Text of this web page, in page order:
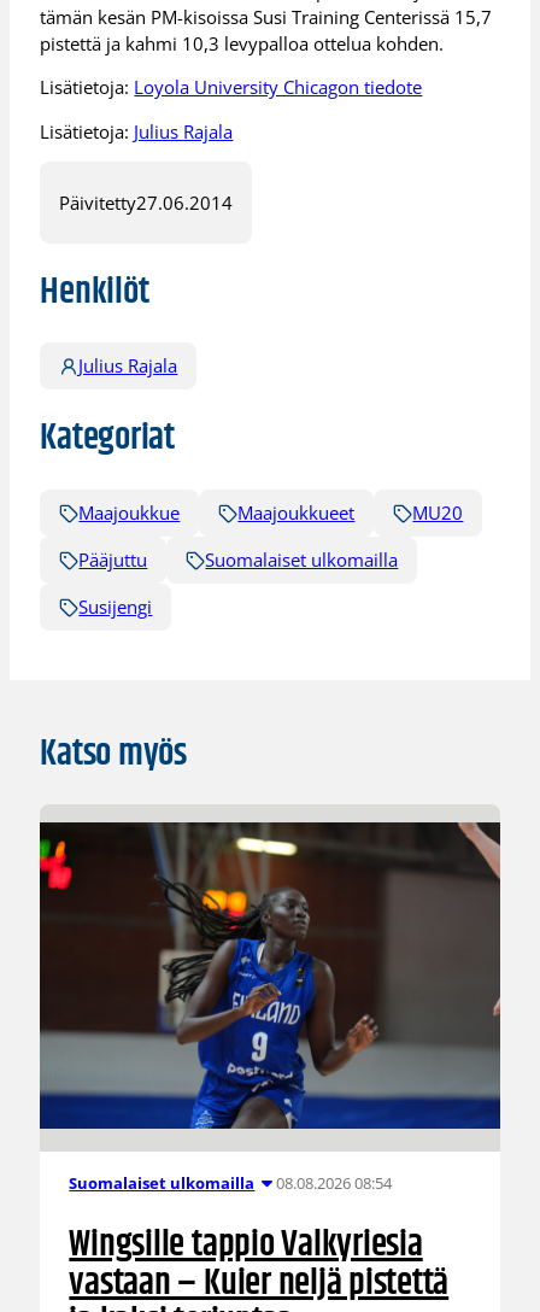
tämän kesän PM-kisoissa Susi Training Centerissä 15,7
pistettä ja kahmi 10,3 levypalloa ottelua kohden.
Lisätietoja: Loyola University Chicagon tiedote
Lisätietoja: Julius Rajala
Päivitetty27.06.2014
Henkilöt
Julius Rajala
Kategoriat
Maajoukkue Maajoukkueet
MU20
Pääjuttu
Suomalaiset ulkomailla
Susijengi
Katso myös
Suomalaiset ulkomailla 08.08.2026 08:54
Wingsille tappio Valkyriesia
vastaan – Kuier neljä pistettä